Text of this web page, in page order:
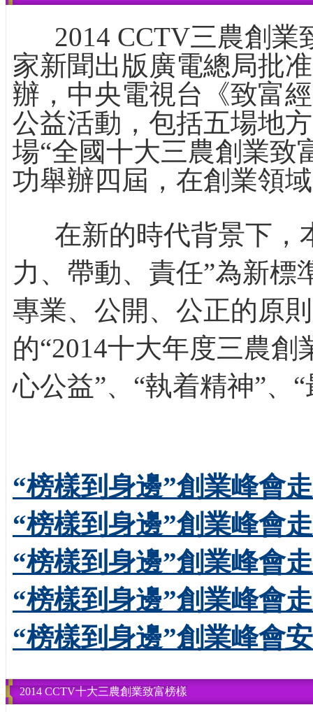
2014 CCTV三農創業
家新聞出版廣電總局批
辦，中央電視台《致富
公益活動，包括五場地
場“全國十大三農創業致
功舉辦四屆，在創業領
在新的時代背景下，
力、帶動、責任”為新標
專業、公開、公正的原
的“2014十大年度三農創
心公益”、“執着精神”、
“榜樣到身邊”創業峰會
“榜樣到身邊”創業峰會
“榜樣到身邊”創業峰會
“榜樣到身邊”創業峰會
“榜樣到身邊”創業峰會
2014 CCTV十大三農創業致富榜樣